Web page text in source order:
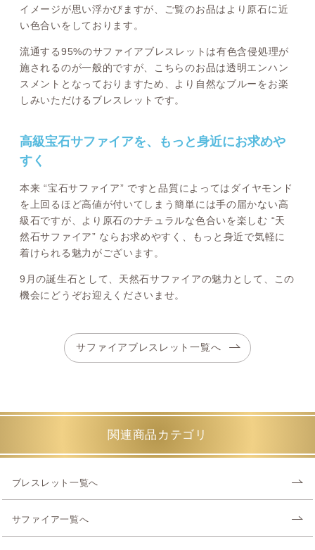
イメージが思い浮かびますが、ご覧のお品はより原石に近
い色合いをしております。
流通する95%のサファイアブレスレットは有色含侵処理が
施されるのが一般的ですが、こちらのお品は透明エンハン
スメントとなっておりますため、より自然なブルーをお楽
しみいただけるブレスレットです。
高級宝石サファイアを、もっと身近にお求めや
すく
本来 “宝石サファイア” ですと品質によってはダイヤモンド
を上回るほど高値が付いてしまう簡単には手の届かない高
級石ですが、より原石のナチュラルな色合いを楽しむ “天
然石サファイア” ならお求めやすく、もっと身近で気軽に
着けられる魅力がございます。
9月の誕生石として、天然石サファイアの魅力として、この
機会にどうぞお迎えくださいませ。
サファイアブレスレット一覧へ
関連商品カテゴリ
ブレスレット一覧へ
サファイア一覧へ